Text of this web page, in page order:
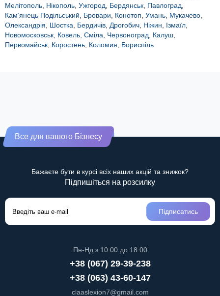
Мелітополь Нікополь Ужгород Бердянськ Павлоград
Кам’янець Подільський
Бровари Конотоп Умань Мукачево
Олександрія
Шостка Бердичів Дрогобич Ніжин Ізмаїл
Новомосковськ Ковель Сміла Червоноград Калуш
Первомайськ Коростень Коломия Бориспіль
Все для вашого Бізнесу
Бажаєте бути в курсі всіх наших акцій та знижок?
Підпишіться на розсилку
Підписатись
Пн-Нд з 10:00 до 18:00
+38 (067) 29-39-238
+38 (063) 43-60-147
claaslexion7@gmail.com